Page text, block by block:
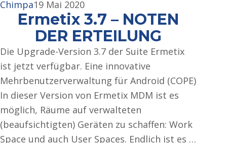
Chimpa19 Mai 2020
Ermetix 3.7 – NOTEN
DER ERTEILUNG
Die Upgrade-Version 3.7 der Suite Ermetix
ist jetzt verfügbar. Eine innovative
Mehrbenutzerverwaltung für Android (COPE)
In dieser Version von Ermetix MDM ist es
möglich, Räume auf verwalteten
(beaufsichtigten) Geräten zu schaffen: Work
Space und auch User Spaces. Endlich ist es …